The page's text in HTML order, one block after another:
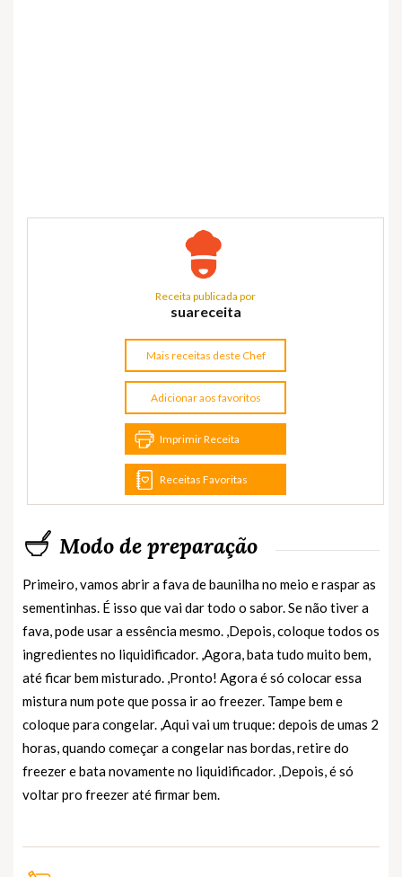
Receita publicada por
suareceita
Mais receitas deste Chef
Adicionar aos favoritos
Imprimir Receita
Receitas Favoritas
Modo de preparação
Primeiro, vamos abrir a fava de baunilha no meio e raspar as
sementinhas. É isso que vai dar todo o sabor. Se não tiver a
fava, pode usar a essência mesmo. ,Depois, coloque todos os
ingredientes no liquidificador. ,Agora, bata tudo muito bem,
até ficar bem misturado. ,Pronto! Agora é só colocar essa
mistura num pote que possa ir ao freezer. Tampe bem e
coloque para congelar. ,Aqui vai um truque: depois de umas 2
horas, quando começar a congelar nas bordas, retire do
freezer e bata novamente no liquidificador. ,Depois, é só
voltar pro freezer até firmar bem.